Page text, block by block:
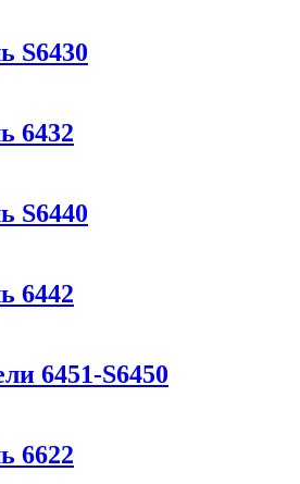
S6430
6432
S6440
6442
6451-S6450
6622